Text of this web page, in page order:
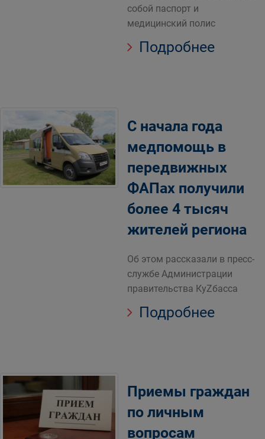
собой паспорт и
медицинский полис
Подробнее
С начала года
медпомощь в
передвижных
ФАПах получили
более 4 тысяч
жителей региона
Об этом рассказали в пресс-
службе Администрации
правительства КуZбасса
Подробнее
Приемы граждан
по личным
вопросам